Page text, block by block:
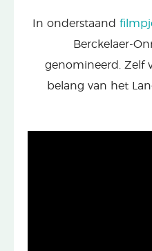
In onderstaand
Berckelaer-
genomineerd. Zelf
belang van het